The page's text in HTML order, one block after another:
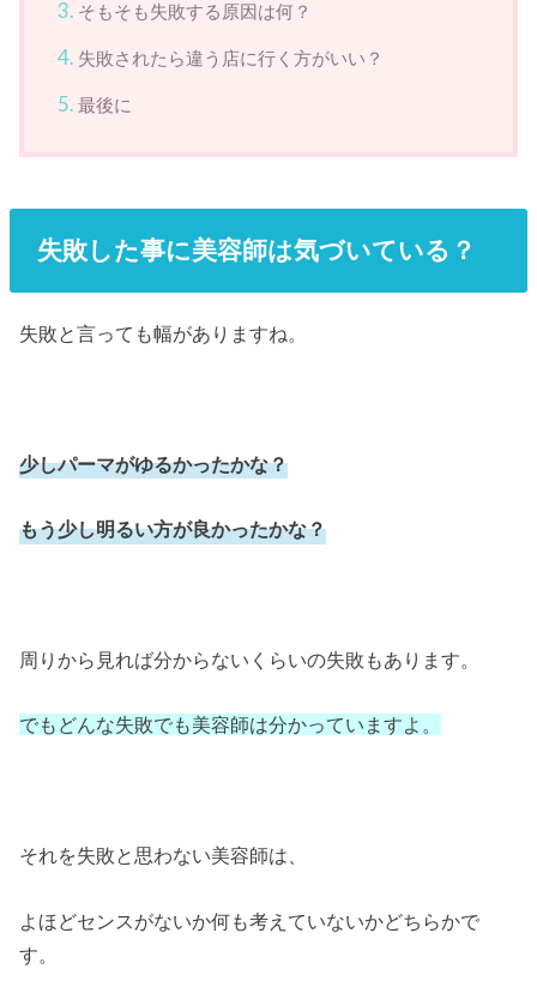
そもそも失敗する原因は何？
失敗されたら違う店に行く方がいい？
最後に
失敗した事に美容師は気づいている？
失敗と言っても幅がありますね。
少しパーマがゆるかったかな？
もう少し明るい方が良かったかな？
周りから見れば分からないくらいの失敗もあります。
でもどんな失敗でも美容師は分かっていますよ。
それを失敗と思わない美容師は、
よほどセンスがないか何も考えていないかどちらかで
す。